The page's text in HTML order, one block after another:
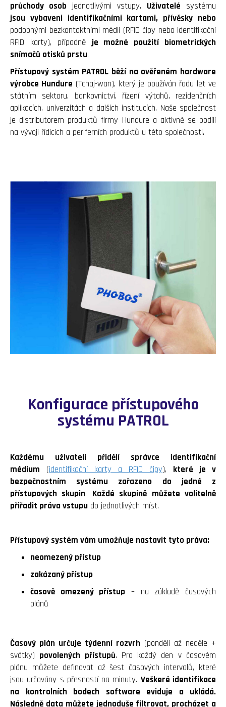
průchody osob jednotlivými vstupy. Uživatelé systému
jsou vybaveni identifikačními kartami, přívěsky nebo
podobnými bezkontaktními médii (RFID čipy nebo identifikační
RFID karty), případněje možné použití biometrických
snímačů otisků prstu.
Přístupový systém PATROL běží na ověřeném hardware
výrobce Hundure (Tchaj-wan), který je používán řadu let ve
státním sektoru, bankovnictví, řízení výtahů, rezidenčních
aplikacích, univerzitách a dalších institucích. Naše společnost
je distributorem produktů firmy Hundure a aktivně se podílí
na vývoji řídicích a periferních produktů u této společnosti.
Konfigurace přístupového
systému PATROL
Každému uživateli přidělí správce identifikační
médium (identifikační karty a RFID čipy), které je v
bezpečnostním systému zařazeno do jedné z
přístupových skupin. Každé skupině můžete volitelně
přiřadit práva vstupu do jednotlivých míst.
Přístupový systém vám umožňuje nastavit tyto práva:
neomezený přístup
zakázaný přístup
časově omezený přístup – na základě časových
plánů
Časový plán určuje týdenní rozvrh (pondělí až neděle +
svátky) povolených přístupů. Pro každý den v časovém
plánu můžete definovat až šest časových intervalů, které
jsou určovány s přesností na minuty. Veškeré identifikace
na kontrolních bodech software eviduje a ukládá.
Následně data můžete jednoduše filtrovat, procházet a